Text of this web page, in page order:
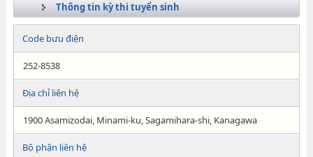
Thông tin kỳ thi tuyển sinh
Code bưu điện
252-8538
Địa chỉ liên hệ
1900 Asamizodai, Minami-ku, Sagamihara-shi, Kanagawa
Bộ phận liên hệ